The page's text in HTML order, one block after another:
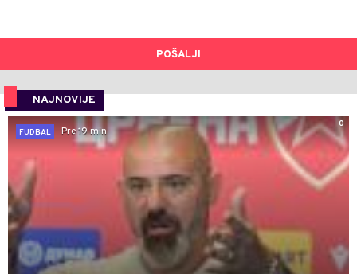
POŠALJI
NAJNOVIJE
0
FUDBAL
Pre 19 min